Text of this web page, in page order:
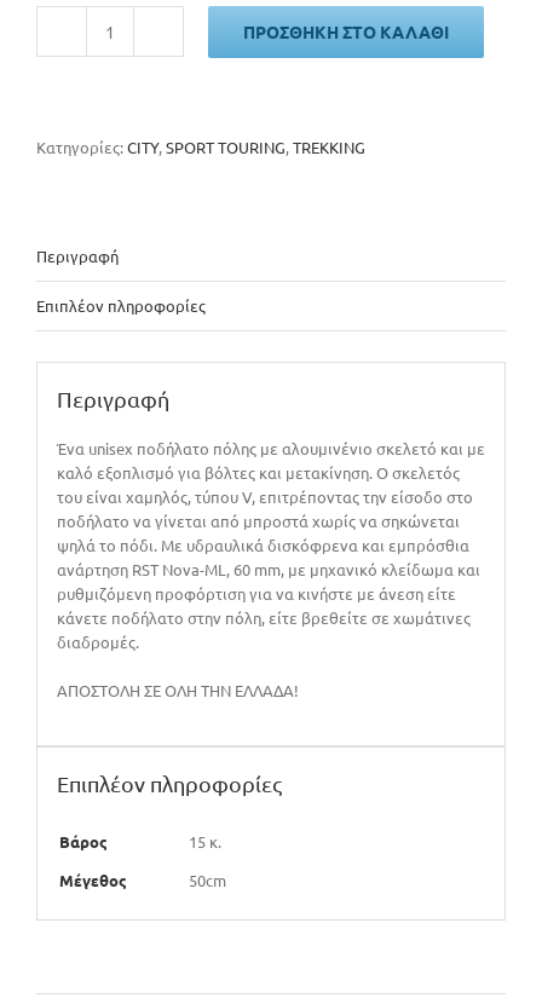
IDEAL
ΠΡΟΣΘΉΚΗ ΣΤΟ ΚΑΛΆΘΙ
Κατηγορίες:CITY,SPORT TOURING,TREKKING
Περιγραφή
Επιπλέον πληροφορίες
Περιγραφή
Ένα unisex ποδήλατο πόλης με αλουμινένιο σκελετό και με
καλό εξοπλισμό για βόλτες και μετακίνηση. Ο σκελετός
του είναι χαμηλός, τύπου V, επιτρέποντας την είσοδο στο
ποδήλατο να γίνεται από μπροστά χωρίς να σηκώνεται
ψηλά το πόδι. Με υδραυλικά δισκόφρενα και εμπρόσθια
ανάρτηση RST Nova-ML, 60 mm, με μηχανικό κλείδωμα και
ρυθμιζόμενη προφόρτιση για να κινήστε με άνεση είτε
κάνετε ποδήλατο στην πόλη, είτε βρεθείτε σε χωμάτινες
διαδρομές.
ΑΠΟΣΤΟΛΗ ΣΕ ΟΛΗ ΤΗΝ ΕΛΛΑΔΑ!
Επιπλέον πληροφορίες
Βάρος
15 κ.
Μέγεθος
50cm